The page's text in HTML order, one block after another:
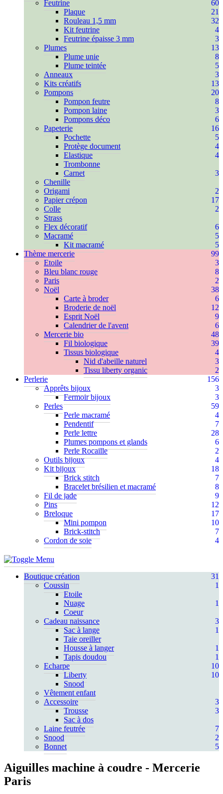
Feutrine
60
Plaque
21
Rouleau 1,5 mm
32
Kit feutrine
4
Feutrine épaisse 3 mm
3
Plumes
13
Plume unie
8
Plume teintée
5
Anneaux
3
Kits créatifs
13
Pompons
20
Pompon feutre
8
Pompon laine
3
Pompons déco
6
Papeterie
16
Pochette
5
Protège document
4
Elastique
4
Trombonne
Carnet
3
Chenille
Origami
2
Papier crépon
17
Colle
2
Strass
Flex décoratif
6
Macramé
5
Kit macramé
5
Thème mercerie
99
Etoile
3
Bleu blanc rouge
8
Paris
2
Noël
38
Carte à broder
6
Broderie de noël
12
Esprit Noël
9
Calendrier de l'avent
6
Mercerie bio
48
Fil biologique
39
Tissus biologique
4
Nid d'abeille naturel
3
Tissu liberty organic
2
Perlerie
156
Apprêts bijoux
3
Fermoir bijoux
3
Perles
59
Perle macramé
4
Pendentif
7
Perle lettre
28
Plumes pompons et glands
6
Perle Rocaille
2
Outils bijoux
4
Kit bijoux
18
Brick stitch
7
Bracelet brésilien et macramé
8
Fil de jade
9
Pins
12
Breloque
17
Mini pompon
10
Brick-stitch
7
Cordon de soie
4
Boutique création
31
Coussin
1
Etoile
Nuage
1
Coeur
Cadeau naissance
3
Sac à lange
1
Taie oreiller
Housse à langer
1
Tapis doudou
1
Echarpe
10
Liberty
10
Snood
Vêtement enfant
Accessoire
3
Trousse
3
Sac à dos
Laine feutrée
7
Snood
2
Bonnet
5
Aiguilles machine à coudre - Mercerie
Paris